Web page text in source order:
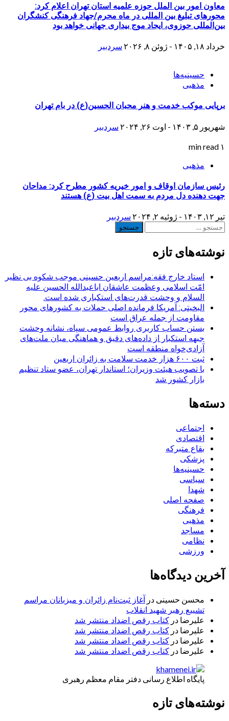
معاون امور بین الملل حوزه علمیه استان تهران اعلام کرد:
محورهای تبلیغ بین المللی در ماه محرم/جهاد فرهنگی کنشگران
بین‌المللی حوزوی، ایجاد موج بیداری جهانی خواهد بود
خرداد ۱۸, ۱۴۰۵ - ژوئن ۸, ۲۰۲۶ سردبیر
حسینیه‌ها
مذهبی
برپایی موکب خدمت و هنر محبان الحسین(ع) در بام تهران
شهریور ۵, ۱۴۰۳ - اوت ۲۶, ۲۰۲۴ سردبیر
۱ min read
مذهبی
رئیس سازمان اوقاف و امور خیریه کشور مطرح کرد: مداحان
جهت دهنده دل مردم به سمت اهل بیت (ع) هستند
تیر ۱۲, ۱۴۰۳ - ژوئیه ۲, ۲۰۲۴
سردبیر
جستجو
برای:
نوشته‌های تازه
استاد خارج فقه:مراسم اربعین حسینی موجب شکوه بی نظیر
امّت اسلامی وعظمت عاشقان اباعبدالله الحسین علیه
السلام و وحشت قدرت‌های استکباری شده است.
البخیتی: آمریکا فرمانده اصلی حملات به کشورهای محور
مقاومت از جمله عراق است
بستن حساب کاربری روابط عمومی سپاه، نشانه‌ وحشت
جبهه استکبار از داده‌های دقیق و هماهنگی میان ملت‌های
آزادی‌خواه منطقه است
ثبت ۶۰۰ هزار خدمت سلامت به زائران اربعین
با تصویب هیئت وزیران؛ استاندار تهران، عضو ستاد تنظیم
بازار کشور شد
دسته‌ها
اجتماعی
اقتصادی
بقاع متبرکه
پزشکی
حسینیه‌ها
سیاسی
شهدا
صفحه اصلی
فرهنگی
مذهبی
مساجد
نظامی
ورزشی
آخرین دیدگاه‌ها
محسن حسینی در آغاز ثبت‌نام زائران و میزبانان مراسم
تشییع رهبر شهید انقلاب
علیرضا در کتاب رقص اضداد منتشر شد
علیرضا در کتاب رقص اضداد منتشر شد
علیرضا در کتاب رقص اضداد منتشر شد
علیرضا در کتاب رقص اضداد منتشر شد
پایگاه اطلاع رسانی دفتر مقام معظم رهبری
نوشته‌های تازه